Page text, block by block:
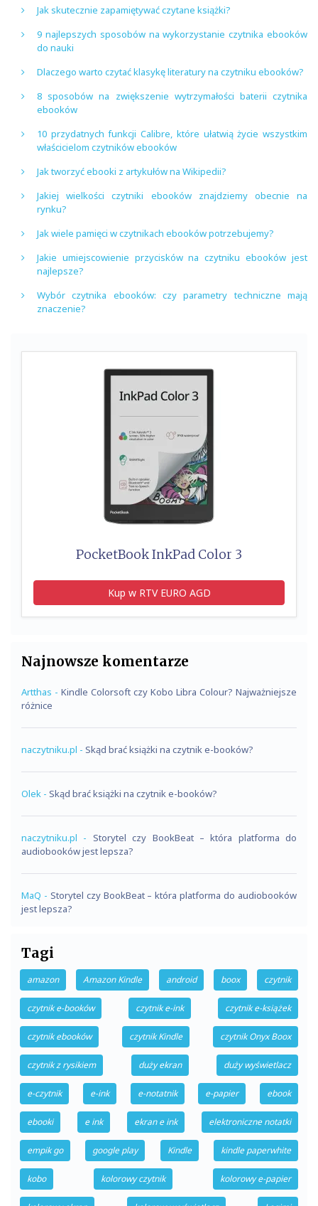
Jak skutecznie zapamiętywać czytane książki?
9 najlepszych sposobów na wykorzystanie czytnika ebooków
do nauki
Dlaczego warto czytać klasykę literatury na czytniku ebooków?
8 sposobów na zwiększenie wytrzymałości baterii czytnika
ebooków
10 przydatnych funkcji Calibre, które ułatwią życie wszystkim
właścicielom czytników ebooków
Jak tworzyć ebooki z artykułów na Wikipedii?
Jakiej wielkości czytniki ebooków znajdziemy obecnie na
rynku?
Jak wiele pamięci w czytnikach ebooków potrzebujemy?
Jakie umiejscowienie przycisków na czytniku ebooków jest
najlepsze?
Wybór czytnika ebooków: czy parametry techniczne mają
znaczenie?
PocketBook InkPad Color 3
Kup w RTV EURO AGD
Najnowsze komentarze
Artthas - Kindle Colorsoft czy Kobo Libra Colour? Najważniejsze
różnice
naczytniku.pl - Skąd brać książki na czytnik e-booków?
Olek - Skąd brać książki na czytnik e-booków?
naczytniku.pl - Storytel czy BookBeat – która platforma do
audiobooków jest lepsza?
MaQ - Storytel czy BookBeat – która platforma do audiobooków
jest lepsza?
Tagi
amazon Amazon Kindle android boox czytnik
czytnik e-booków czytnik e-ink czytnik e-książek
czytnik ebooków czytnik Kindle czytnik Onyx Boox
czytnik z rysikiem duży ekran duży wyświetlacz
e-czytnik e-ink e-notatnik e-papier ebook
ebooki e ink ekran e ink elektroniczne notatki
empik go google play Kindle kindle paperwhite
kobo kolorowy czytnik kolorowy e-papier